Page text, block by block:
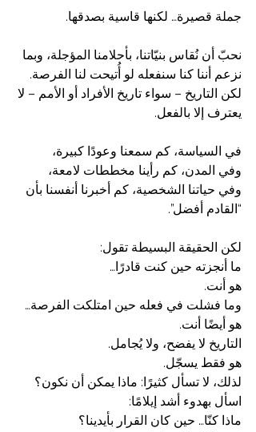
جملة قصيرة… لكنها قاسية بصدقها.
نحبّ أن نُقاس بنيّاتنا، بأحلامنا المؤجلة، وبما
نزعم أننا كنا سنفعله لو أُتيحت لنا الفرصة.
لكن التاريخ – سواء تاريخ الأفراد أو الأمم – لا
يعترف إلا بالفعل.
في السياسة، كم سمعنا وعودًا كبيرة،
وفي المدن، كم رأينا مخططات لامعة،
وفي حياتنا الشخصية، كم أخبرنا أنفسنا بأن
“القادم أفضل”.
لكن الحقيقة البسيطة تقول:
ما أنجزته حين كنت قادرًا…
هو أنت.
وما فشلت في فعله حين امتلكت الفرصة…
هو أيضًا أنت.
التاريخ لا يفضح، ولا يُجامل.
هو فقط يسجّل.
لذلك، لا تسأل كثيرًا: ماذا يمكن أن نكون؟
اسأل بهدوء أشد إيلامًا:
ماذا كنّا… حين كان القرار بأيدينا؟